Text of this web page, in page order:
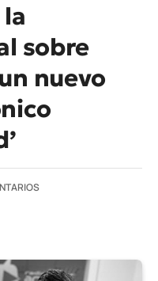
sobre
nuevo